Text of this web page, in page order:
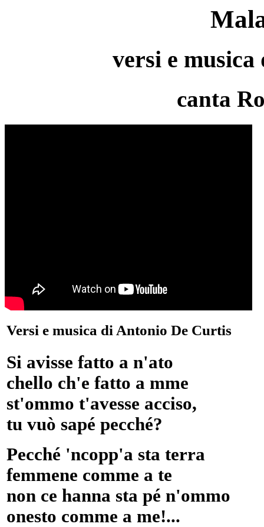
versi e
canta
Versi e musica di Antonio De Curtis
Si avisse fatto a n'ato
chello ch'e fatto a mme
st'ommo t'avesse acciso,
tu vuò sapé pecché?
Pecché 'ncopp'a sta terra
femmene comme a te
non ce hanna sta pé n'ommo
onesto comme a me!...